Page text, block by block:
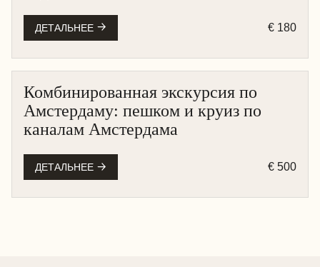
ДЕТАЛЬНЕЕ € 180
АМСТЕРДАМ
КРУИЗ НА ЛОДКЕ
ПЕШЕХОДНАЯ
Комбинированная экскурсия по
Амстердаму: пешком и круиз по
каналам Амстердама
ДЕТАЛЬНЕЕ € 500